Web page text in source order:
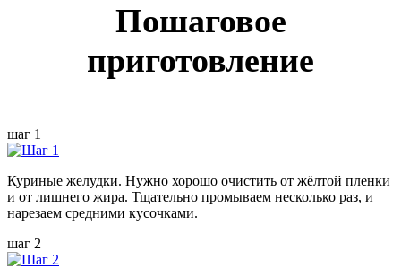
Пошаговое
приготовление
шаг 1
Куриные желудки. Нужно хорошо очистить от жёлтой пленки
и от лишнего жира. Тщательно промываем несколько раз, и
нарезаем средними кусочками.
шаг 2